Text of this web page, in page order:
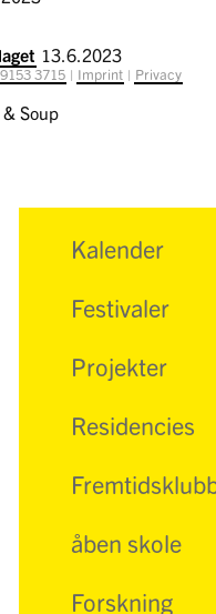
13.6.2023
Soup
3715 | Imprint | Privacy
Kalender
Festivaler
Projekter
Residencies
åben skole
Forskning